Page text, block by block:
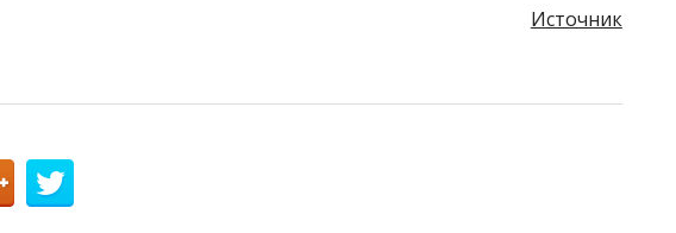
Источник